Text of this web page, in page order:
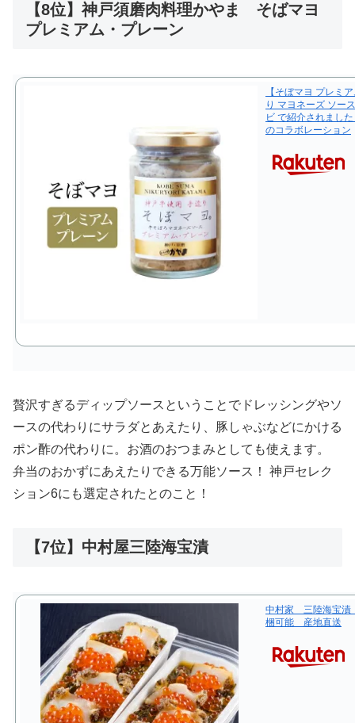
【8位】神戸須磨肉料理かやま そばマヨ
プレミアム・プレーン
【そぼマヨ プレミ
り マヨネーズ ソー
ビ で紹介されまし
のコラボレーション
贅沢すぎるディップソースということでドレッシングやソ
ースの代わりにサラダとあえたり、豚しゃぶなどにかける
ポン酢の代わりに。お酒のおつまみとしても使えます。
弁当のおかずにあえたりできる万能ソース！ 神戸セレク
ション6にも選定されたとのこと！
【7位】中村屋三陸海宝漬
中村家 三陸海宝
梱可能 産地直送